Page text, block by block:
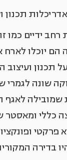
תכנון
רחב ידיים
יוכלו לארח
שונה
לאגף
ומאסטר
פרקטי
בדירה